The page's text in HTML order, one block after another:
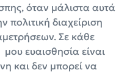
όταν μάλιστα αυτά
διαχείριση
Σε κάθε
ευαισθησία είναι
και δεν μπορεί να